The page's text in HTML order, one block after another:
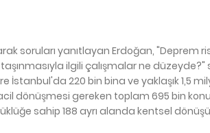
soruları yanıtlayan Erdoğan, "Deprem
ilgili çalışmalar ne
İstanbul'da 220 bin bina ve yaklaşık 1,5
dönüşmesi gereken toplam 695 bin
sahip 188 ayrı alanda kentsel